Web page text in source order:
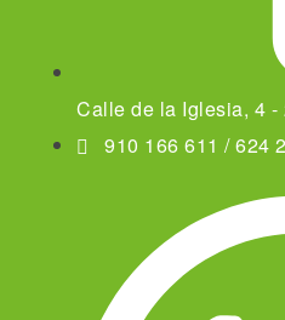
Calle de la Iglesia, 4
910 166 611 / 624